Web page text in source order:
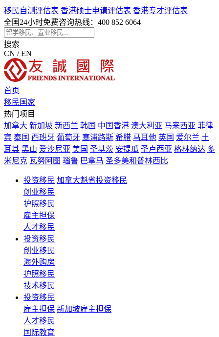
移民自测评估表 香港硕士申请评估表 香港专才评估表
全国24小时免费咨询热线： 400 852 6064
搜索
CN / EN
首页
移民国家
热门项目
加拿大 新加坡 新西兰 韩国 中国香港 澳大利亚 马来西亚 菲律
宾 泰国 西班牙 葡萄牙 塞浦路斯 希腊 马耳他 英国 爱尔兰 土
耳其 黑山 爱沙尼亚 美国 圣基茨 安提瓜 圣卢西亚 格林纳达 多
米尼克 瓦努阿图 瑙鲁 巴拿马 圣多美和普林西比
投资移民 加拿大魁省投资移民
创业移民
护照移民
雇主担保
人才移民
投资移民
创业移民
海外购房
护照移民
技术移民
投资移民
雇主担保 新加坡雇主担保
人才移民
国际教育